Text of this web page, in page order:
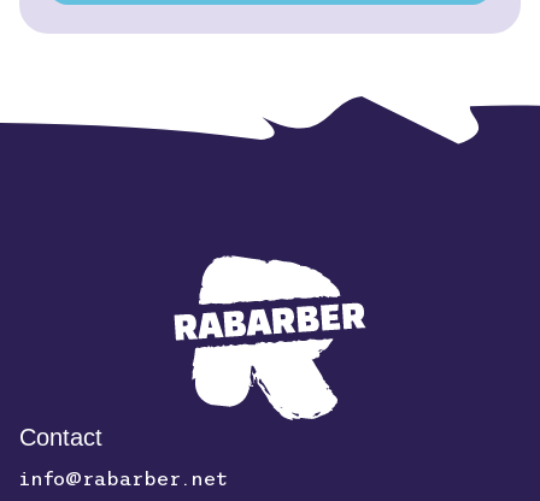
Contact
info@rabarber.net